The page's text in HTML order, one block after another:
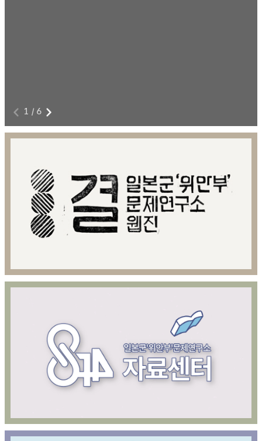
본 영상물은 아카이브814 제공을 위해 제작된 영상콘텐츠이다.
1 / 6